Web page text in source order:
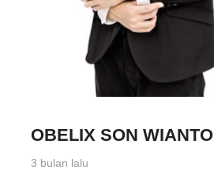
OBELIX SON WIANTO
3 bulan lalu